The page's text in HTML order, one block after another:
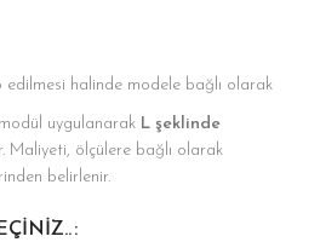
halinde modele bağlı olarak
uygulanarak L şeklinde
Maliyeti, ölçülere bağlı olarak
belirlenir.